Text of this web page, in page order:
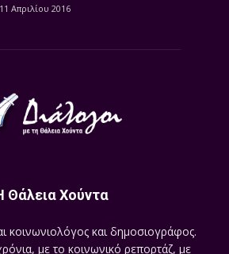
11 Απριλίου 2016
Θάλεια Χούντα
κοινωνιολόγος και δημοσιογράφος.
με το κοινωνικό ρεπορτάζ, με